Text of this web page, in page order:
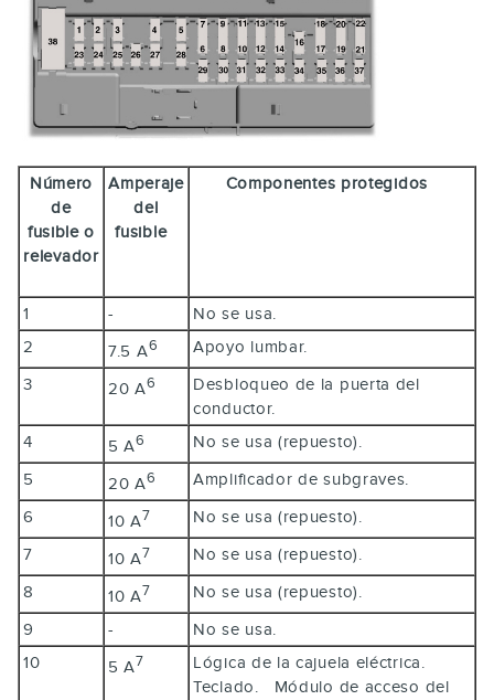
Número
de
fusible o
relevador
Amperaje
del
fusible
Componentes protegidos
1 -
No se usa.
2
7.5 A6
Apoyo lumbar.
3
20 A6
Desbloqueo de la puerta del
conductor.
4
5 A6
No se usa (repuesto).
5
20 A6
Amplificador de subgraves.
6
10 A7
No se usa (repuesto).
7
10 A7
No se usa (repuesto).
8
10 A7
No se usa (repuesto).
9
-
No se usa.
10
5 A7
Lógica de la cajuela eléctrica.
Teclado. Módulo de acceso del